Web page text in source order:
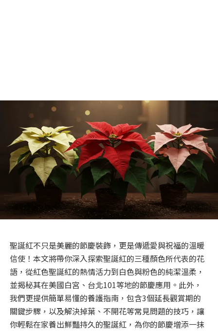
聖誕紅不只是美麗的節慶裝飾，更是傳遞愛與祝福的溫暖
信使！本文將帶你深入探索聖誕紅的三種顏色所代表的花
語，從紅色聖誕紅的熱情活力到白色與粉色的純潔溫柔，
並揭秘其在美國白宮、台北101等地的節慶應用。此外，
我們更提供簡單易懂的養護指南，包含3個延長觀賞期的
關鍵步驟，以及解決掉葉、不開花等常見問題的技巧，讓
你輕鬆在家養出鮮豔持久的聖誕紅，為你的節慶增添一抹